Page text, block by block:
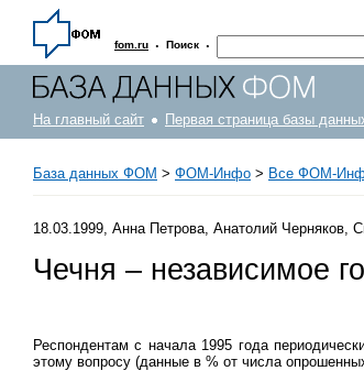
fom.ru · Поиск ·
На главный сайт Первая страница базы
База данных ФОМ > ФOM-Инфо > Все ФОМ-
18.03.1999, Анна Петрова, Анатолий Черняков,
Чечня – независимое
Респондентам с начала 1995 года
этому вопросу (данные в % от числа